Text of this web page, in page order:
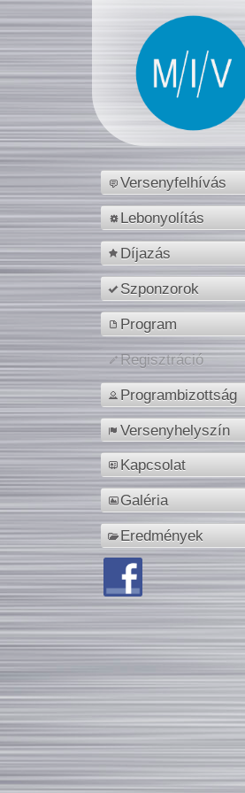
Versenyfelhívás
Lebonyolítás
Díjazás
Szponzorok
Program
Regisztráció
Programbizottság
Versenyhelyszín
Kapcsolat
Galéria
Eredmények